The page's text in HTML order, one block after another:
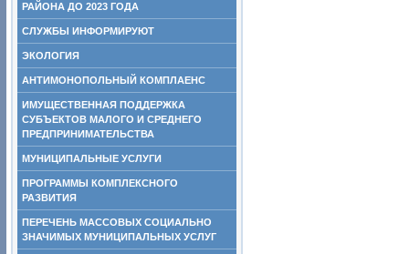
РАЙОНА ДО 2023 ГОДА
СЛУЖБЫ ИНФОРМИРУЮТ
ЭКОЛОГИЯ
АНТИМОНОПОЛЬНЫЙ КОМПЛАЕНС
ИМУЩЕСТВЕННАЯ ПОДДЕРЖКА
СУБЪЕКТОВ МАЛОГО И СРЕДНЕГО
ПРЕДПРИНИМАТЕЛЬСТВА
МУНИЦИПАЛЬНЫЕ УСЛУГИ
ПРОГРАММЫ КОМПЛЕКСНОГО
РАЗВИТИЯ
ПЕРЕЧЕНЬ МАССОВЫХ СОЦИАЛЬНО
ЗНАЧИМЫХ МУНИЦИПАЛЬНЫХ УСЛУГ